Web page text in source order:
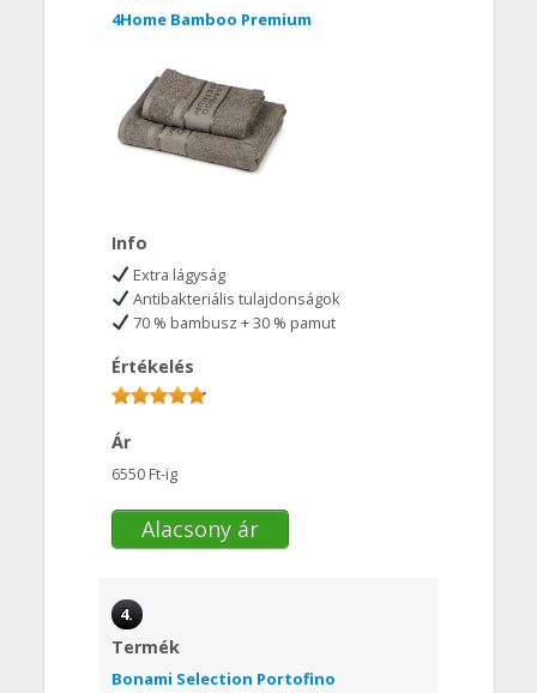
4Home Bamboo Premium
Info
Extra lágyság
Antibakteriális tulajdonságok
70 % bambusz + 30 % pamut
Értékelés
Ár
6550 Ft-ig
Alacsony ár
4.
Termék
Bonami Selection Portofino